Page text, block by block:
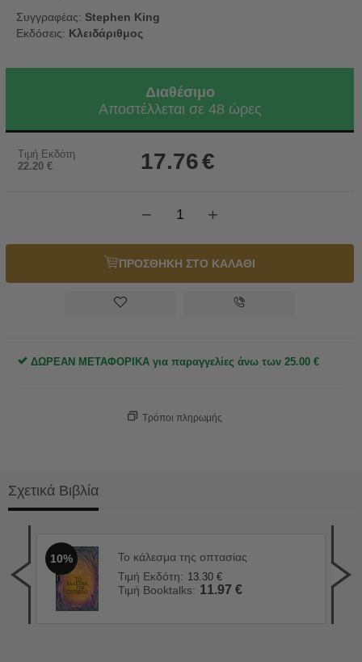
Συγγραφέας: Stephen King
Εκδόσεις: Κλειδάριθμος
Διαθέσιμο
Αποστέλλεται σε 48 ώρες
Τιμή Εκδότη
22.20 € 17.76€
+
−
ΠΡΟΣΘΗΚΗ ΣΤΟ ΚΑΛΑΘΙ
ΔΩΡΕΑΝ ΜΕΤΑΦΟΡΙΚΑ για παραγγελίες άνω των 25.00 €
Τρόποι πληρωμής
Σχετικά Βιβλία
10%
Το κάλεσμα της οπτασίας
Τιμή Εκδότη: 13.30 €
Τιμή Booktalks: 11.97 €